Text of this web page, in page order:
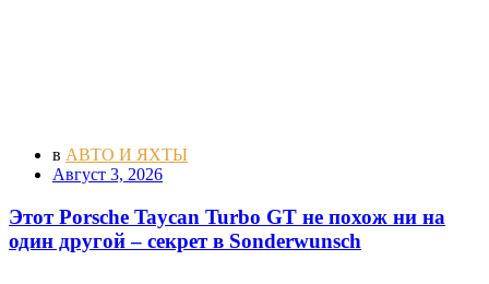
в АВТО И ЯХТЫ
Август 3, 2026
Этот Porsche Taycan Turbo GT не похож ни на
один другой – секрет в Sonderwunsch